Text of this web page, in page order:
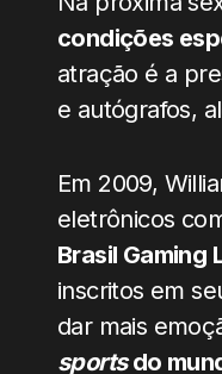
condições
atração é a
e autógrafos,
Em 2009,
eletrônicos
Brasil Gaming
inscritos em
dar mais
sportsdo